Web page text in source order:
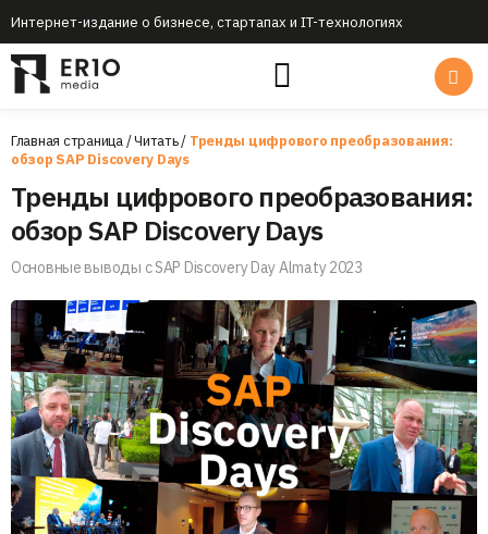
Интернет-издание о бизнесе, стартапах и IT-технологиях
Главная страница/Читать/ Тренды цифрового преобразования:
обзор SAP Discovery Days
Тренды цифрового преобразования:
обзор SAP Discovery Days
Основные выводы с SAP Discovery Day Almaty 2023